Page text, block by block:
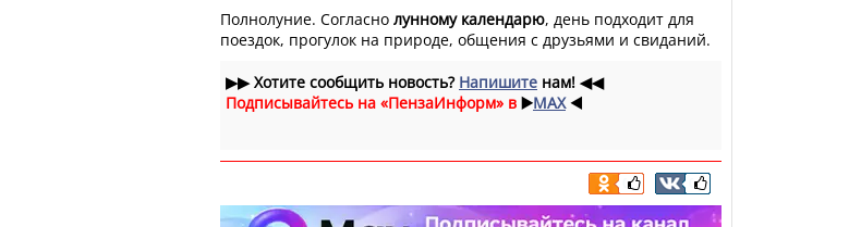
Полнолуние. Согласно лунному календарю, день подходит для
поездок, прогулок на природе, общения с друзьями и свиданий.
▶▶Хотите сообщить новость? Напишите нам! ◀◀
Подписывайтесь на «ПензаИнформ» в ▶️MAX ◀️